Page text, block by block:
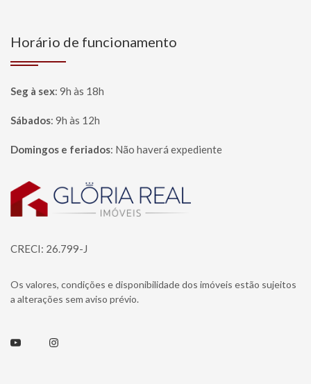
Horário de funcionamento
Seg à sex: 9h às 18h
Sábados: 9h às 12h
Domingos e feriados: Não haverá expediente
Página inicial
CRECI: 26.799-J
Os valores, condições e disponibilidade dos imóveis estão sujeitos
a alterações sem aviso prévio.
Youtube Instagram